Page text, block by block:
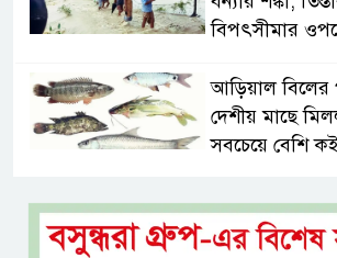
বিপৎসীমার
আড়িয়াল বিলের
দেশীয় মাছে
সবচেয়ে বেশি
সিলেটের সাবেক
কেউ